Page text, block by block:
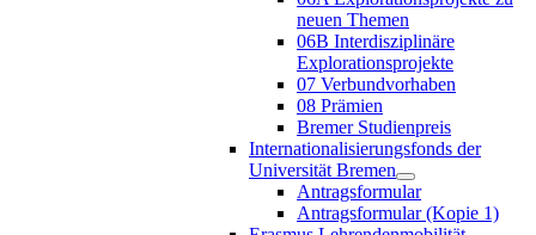
neuen Themen
06B Interdisziplinäre
Explorationsprojekte
07 Verbundvorhaben
08 Prämien
Bremer Studienpreis
Internationalisierungsfonds der
Universität Bremen
Antragsformular
Antragsformular (Kopie 1)